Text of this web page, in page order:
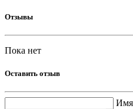
Отзывы
Пока нет
Оставить отзыв
Имя